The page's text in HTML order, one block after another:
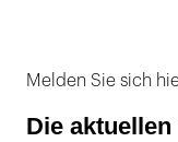
Melden Sie sich
Die